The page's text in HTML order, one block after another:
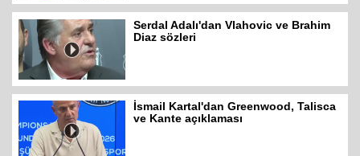
Serdal Adalı'dan Vlahovic ve Brahim
Diaz sözleri
İsmail Kartal'dan Greenwood, Talisca
ve Kante açıklaması